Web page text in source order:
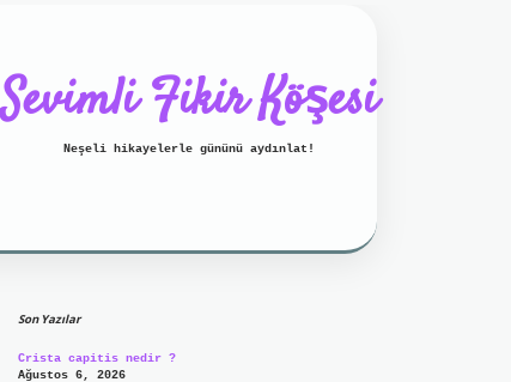
Sevimli Fikir Köşesi
Neşeli hikayelerle gününü aydınlat!
Son Yazılar
Crista capitis nedir ?
Ağustos 6, 2026